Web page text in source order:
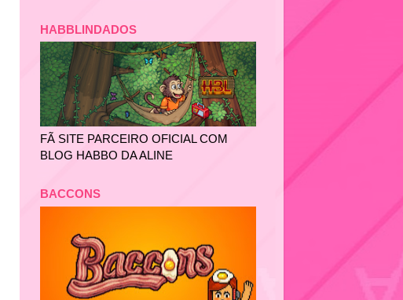
HABBLINDADOS
FÃ SITE PARCEIRO OFICIAL COM
BLOG HABBO DA ALINE
BACCONS